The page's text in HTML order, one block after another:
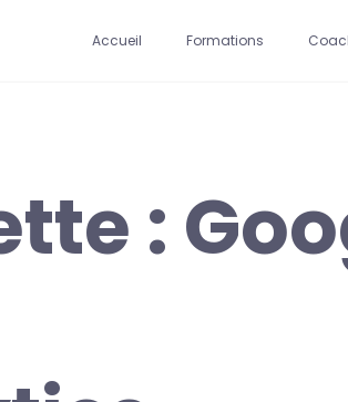
Accueil Formations
: